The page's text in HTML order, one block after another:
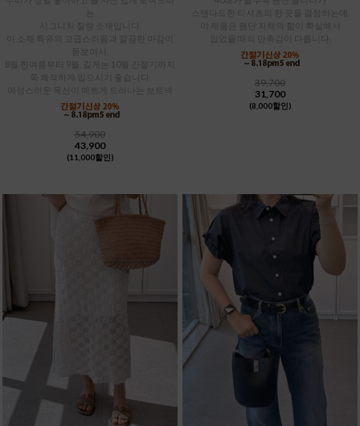
시그니처 찰랑 소재입니다.
이 소재 특유의 고급스러움과 깔끔한 마감이
돋보여서,
8월 한여름부터 9월, 길게는 10월 간절기까지
쭉 쾌적하게 입으시기 좋습니다.
여성스러운 목선이 예쁘게 드러나는 보트넥
54,900
43,900
(11,000할인)
스탠다드한 티셔츠의 한 끗을 결정하는데,
이 제품은 원단 자체의 힘이 확실해서
39,700
31,700
(8,000할인)